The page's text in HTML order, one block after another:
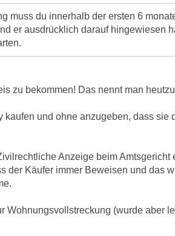
muss du innerhalb der ersten 6
er ausdrücklich darauf hingewiesen
zu bekommen! Das nennt man
und ohne anzugeben, dass sie
Anzeige beim Amtsgericht
der Käufer immer Beweisen und das
Wohnungsvollstreckung (wurde aber